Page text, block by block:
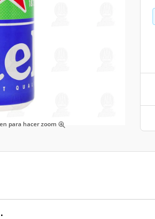
para hacer zoom